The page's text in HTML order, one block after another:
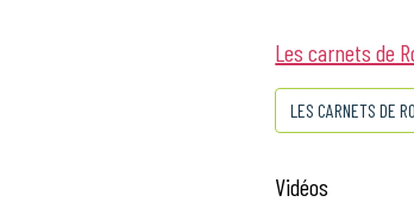
Les carnets de
LES CARNETS DE
Vidéos